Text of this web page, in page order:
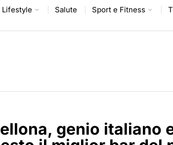
Lifestyle Salute Sport e Fitness
genio italiano